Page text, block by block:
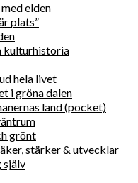
elden
plats”
kulturhistoria
hela livet
i gröna dalen
land (pocket)
grönt
stärker & utvecklar
själv